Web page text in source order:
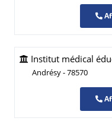
Institut médical
Andrésy - 78570